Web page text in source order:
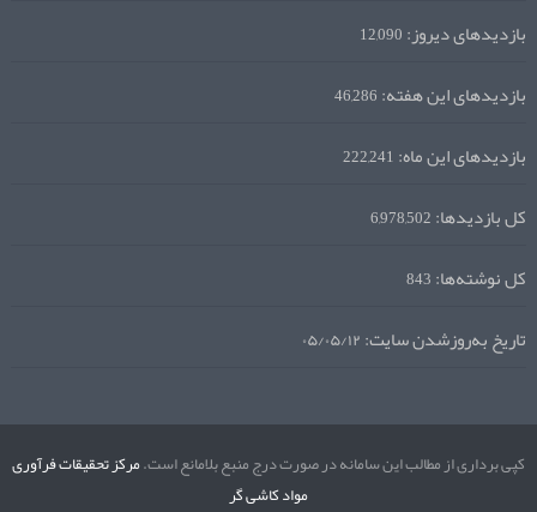
بازدیدهای دیروز:12,090
بازدیدهای این هفته:46,286
بازدیدهای این ماه:222,241
کل بازدیدها:6,978,502
کل نوشته‌ها:843
تاریخ به‌روزشدن سایت:۰۵/۰۵/۱۲
کپی برداری از مطالب این سامانه در صورت درج منبع بلامانع است.مرکز تحقیقات فرآوری
مواد کاشی گر